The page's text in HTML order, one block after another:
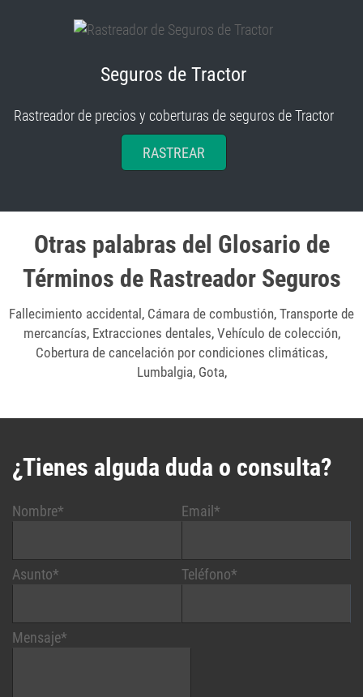
Seguros de Tractor
Rastreador de precios y coberturas de seguros de Tractor
RASTREAR
Otras palabras del Glosario de
Términos de Rastreador Seguros
Fallecimiento accidental , Cámara de combustión, Transporte de
mercancías, Extracciones dentales, Vehículo de colección,
Cobertura de cancelación por condiciones climáticas,
Lumbalgia, Gota,
¿Tienes alguda duda o consulta?
Nombre*
Asunto*
Email*
Teléfono*
Mensaje*